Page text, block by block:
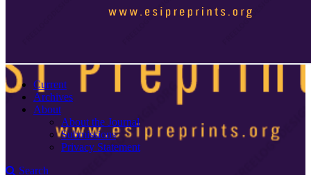
Current
Archives
About
About the Journal
Submissions
Privacy Statement
Search